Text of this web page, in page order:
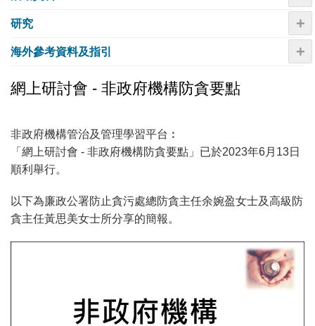
研究 +
海外參考資料及指引 +
網上研討會 - 非政府機構防貪要點
非政府機構管治及管理學習平台︰
「網上研討會 - 非政府機構防貪要點」已於2023年6月13日
順利舉行。
以下為廉政公署防止貪污處總防貪主任余婉盈女士及高級防
貪主任黃思美女士所分享的簡報。